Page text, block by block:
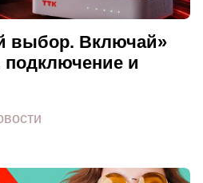
выбор. Включай»
и